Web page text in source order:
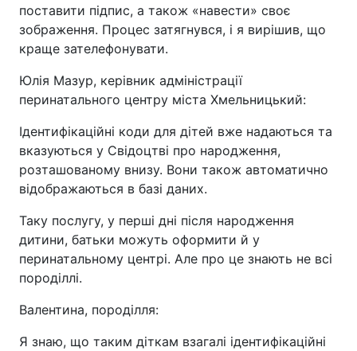
поставити підпис, а також «навести» своє
зображення. Процес затягнувся, і я вирішив, що
краще зателефонувати.
Юлія Мазур, керівник адміністрації
перинатального центру міста Хмельницький:
Ідентифікаційні коди для дітей вже надаються та
вказуються у Свідоцтві про народження,
розташованому внизу. Вони також автоматично
відображаються в базі даних.
Таку послугу, у перші дні після народження
дитини, батьки можуть оформити й у
перинатальному центрі. Але про це знають не всі
породіллі.
Валентина, породілля:
Я знаю, що таким діткам взагалі ідентифікаційні